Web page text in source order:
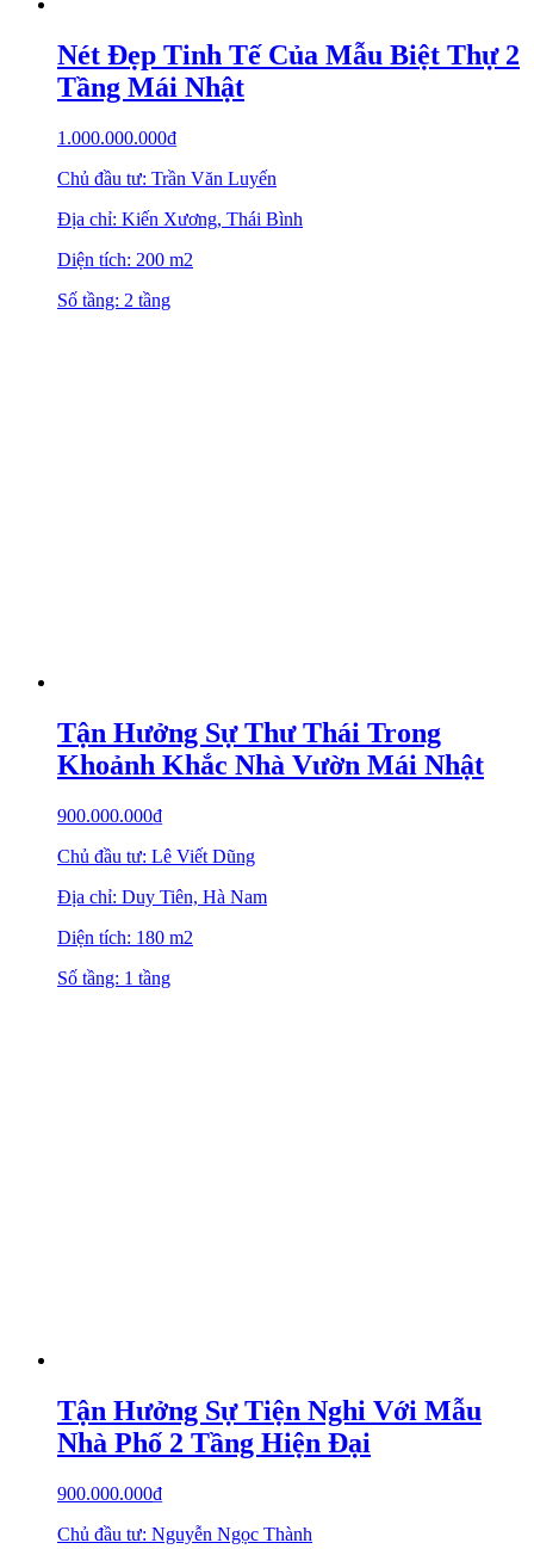
Nét Đẹp Tinh Tế Của Mẫu Biệt Thự 2
Tầng Mái Nhật
1.000.000.000₫
Chủ đầu tư: Trần Văn Luyến
Địa chỉ: Kiến Xương, Thái Bình
Diện tích: 200 m2
Số tầng: 2 tầng
Tận Hưởng Sự Thư Thái Trong
Khoảnh Khắc Nhà Vườn Mái Nhật
900.000.000₫
Chủ đầu tư: Lê Viết Dũng
Địa chỉ: Duy Tiên, Hà Nam
Diện tích: 180 m2
Số tầng: 1 tầng
Tận Hưởng Sự Tiện Nghi Với Mẫu
Nhà Phố 2 Tầng Hiện Đại
900.000.000₫
Chủ đầu tư: Nguyễn Ngọc Thành